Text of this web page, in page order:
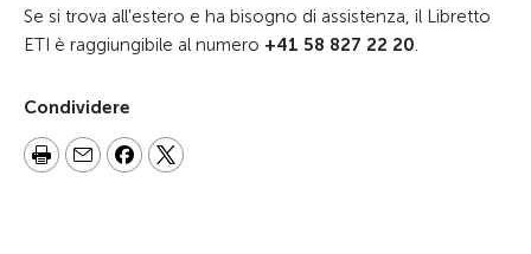
Se si trova all'estero e ha bisogno di assistenza, il Libretto
ETI è raggiungibile al numero +41 58 827 22 20.
Condividere